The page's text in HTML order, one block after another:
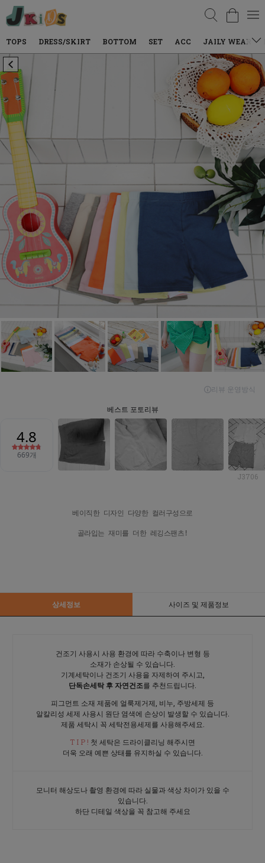
검색
TOPS DRESS/SKIRT BOTTOM SET ACC JAILY WEAR
J3706
상세정보 사이즈 및 제품정보
건조기 사용시 사용 환경에 따라 수축이나 변형 등
소재가 손상될 수 있습니다.
기계세탁이나 건조기 사용을 자제하여 주시고,
단독손세탁 후 자연건조를 추천드립니다.
피그먼트 소재 제품에 얼룩제거제, 비누, 주방세제 등
알칼리성 세제 사용시 원단 염색에 손상이 발생할 수 있습니다.
제품 세탁시 꼭 세탁전용세제를 사용해주세요.
T I P ! 첫 세탁은 드라이클리닝 해주시면
더욱 오래 예쁜 상태를 유지하실 수 있습니다.
모니터 해상도나 촬영 환경에 따라 실물과 색상 차이가 있을 수
있습니다.
하단 디테일 색상을 꼭 참고해 주세요